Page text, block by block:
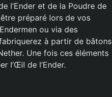
l’Ender et de la Poudre de
préparé lors de vos
ou via des
à partir de bâtons
Une fois ces éléments
l’Œil de l’Ender.